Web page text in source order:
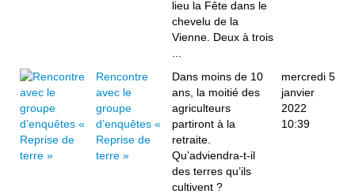
lieu la Fête dans le
chevelu de la
Vienne. Deux à trois
Rencontre
avec le
groupe
d’enquêtes «
Reprise de
terre »
Dans moins de 10
ans, la moitié des
agriculteurs
partiront à la
retraite.
Qu’adviendra-t-il
des terres qu’ils
cultivent ?
mercredi 5
janvier
2022
10:39